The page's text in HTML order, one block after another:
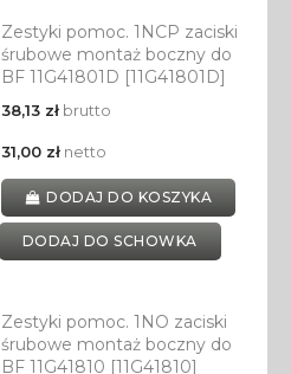
Zestyki pomoc. 1NCP zaciski
śrubowe montaż boczny do
BF 11G41801D [11G41801D]
38,13 złbrutto
31,00 złnetto
DODAJ DO KOSZYKA
DODAJ DO SCHOWKA
Zestyki pomoc. 1NO zaciski
śrubowe montaż boczny do
BF 11G41810 [11G41810]